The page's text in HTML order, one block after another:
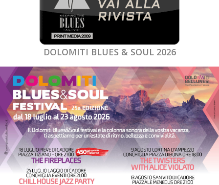
DOLOMITI BLUES & SOUL 2026